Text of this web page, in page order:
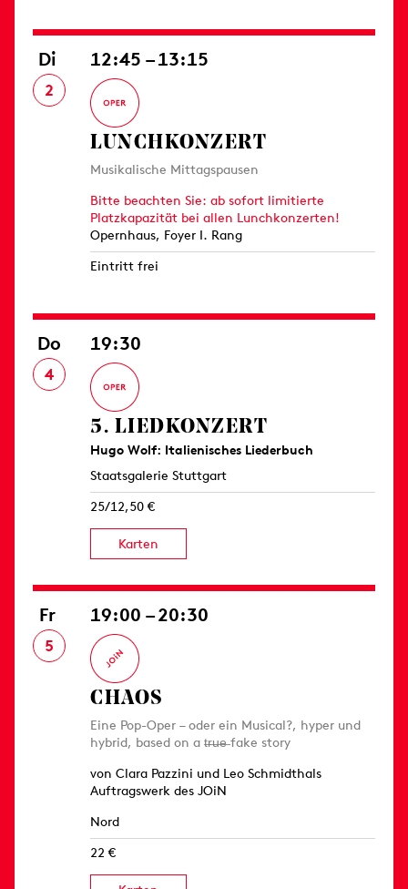
Di
2
12:45 – 13:15
LUNCHKONZERT
Musikalische Mittagspausen
Bitte beachten Sie: ab sofort limitierte
Platzkapazität bei allen Lunchkonzerten!
Opernhaus, Foyer I. Rang
Eintritt frei
Do
4
19:30
5. LIEDKONZERT
Hugo Wolf: Italienisches Liederbuch
Staatsgalerie Stuttgart
25/12,50 €
Karten
Fr
5
19:00 – 20:30
CHAOS
Eine Pop-Oper – oder ein Musical?, hyper und
hybrid, based on a t̶r̶u̶e̶ fake story
von Clara Pazzini und Leo Schmidthals
Auftragswerk des JOiN
Nord
22 €